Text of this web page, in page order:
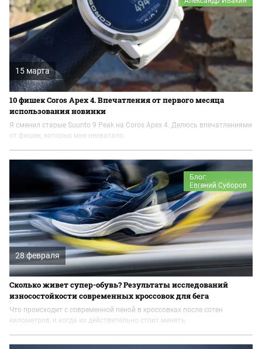
15 марта
10 фишек Coros Apex 4. Впечатления от первого месяца
использования новинки
Я сменил старые Suunto 9 Peak на Coros Apex 4. Делюсь впечатлениями
от фишек, которых мне нехватало.
28 февраля
Блог:
Евгений Суборов
Сколько живет супер-обувь? Результаты исследований
износостойкости современных кроссовок для бега
Что происходит с современной пеной в кроссовках после сотен
километров, и когда их действительно стоит менять.